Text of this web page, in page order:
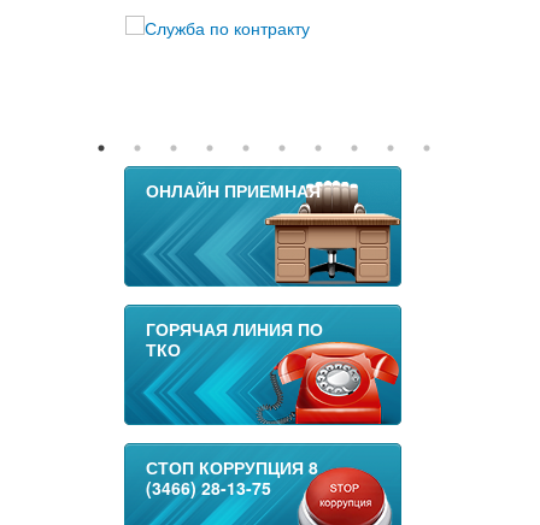
ОНЛАЙН ПРИЕМНАЯ
ГОРЯЧАЯ ЛИНИЯ ПО
ТКО
СТОП КОРРУПЦИЯ 8
(3466) 28-13-75